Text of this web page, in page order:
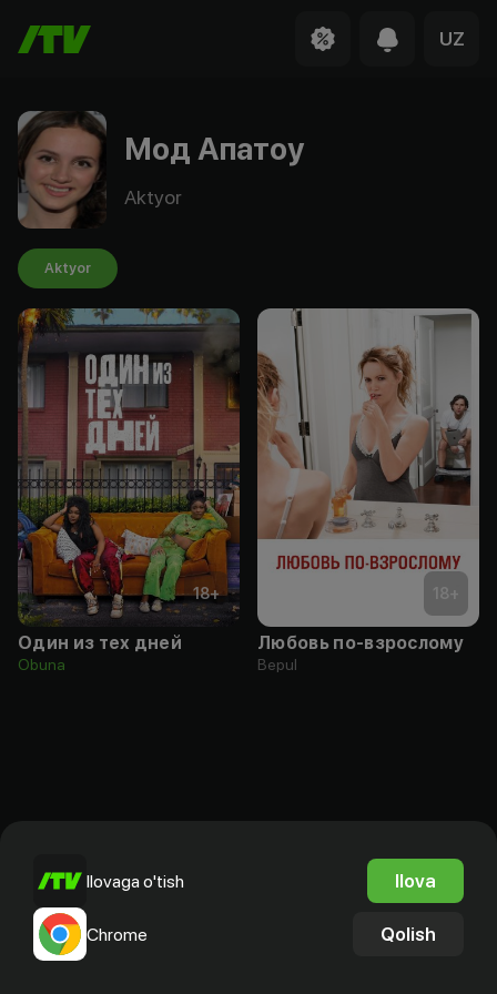
UZ
Мод Апатоу
Aktyor
Aktyor
18+
Один из тех дней
Obuna
18+
Любовь по-взрослому
Bepul
Ilovaga o'tish Ilova
Chrome Qolish